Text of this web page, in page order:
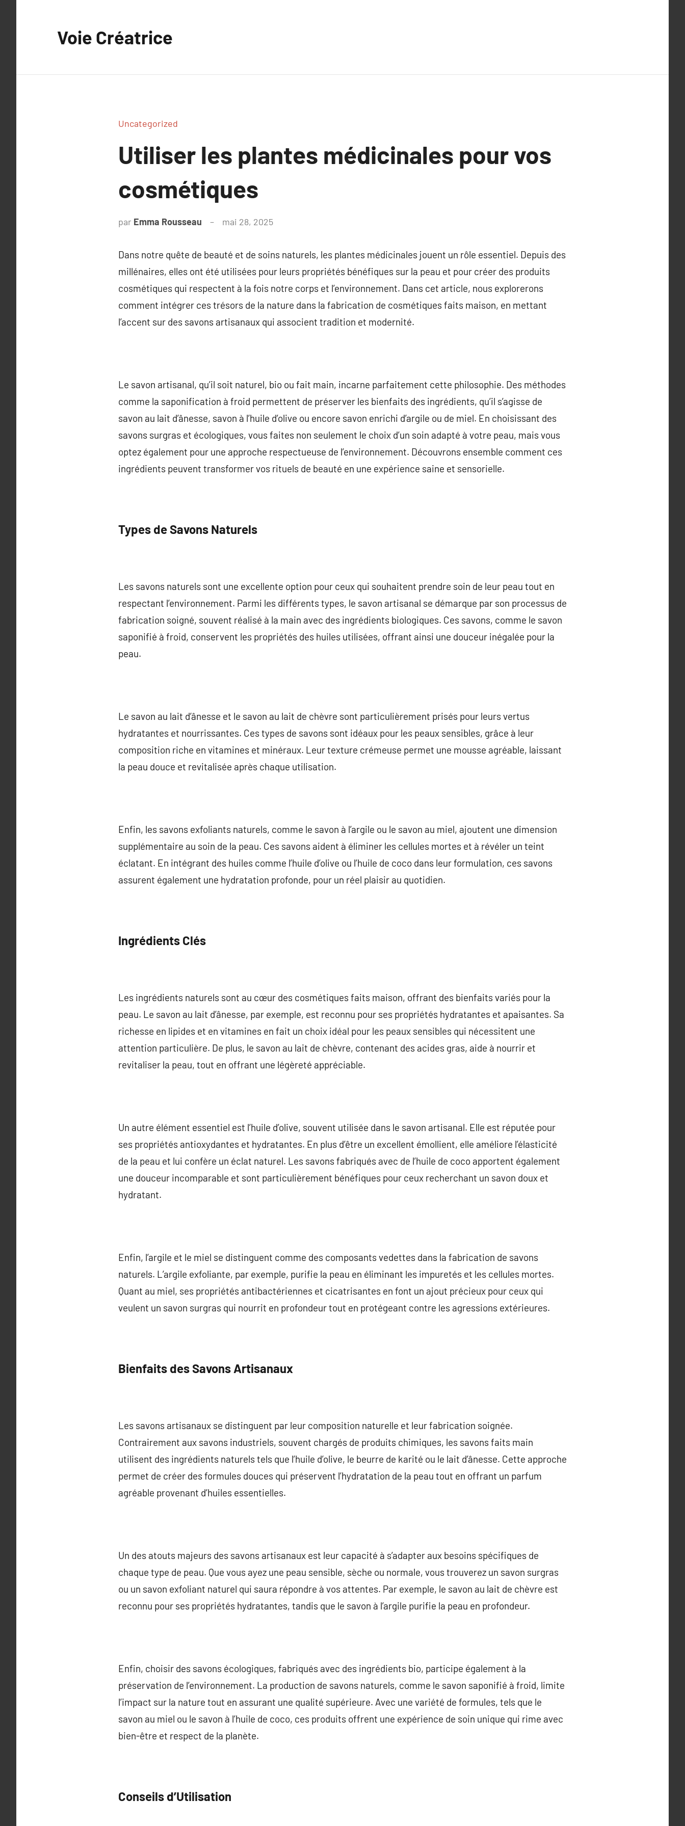
Voie Créatrice
Uncategorized
Utiliser les plantes médicinales pour vos
cosmétiques
par Emma Rousseau mai 28, 2025
Dans notre quête de beauté et de soins naturels, les plantes médicinales jouent un rôle essentiel. Depuis des
millénaires, elles ont été utilisées pour leurs propriétés bénéfiques sur la peau et pour créer des produits
cosmétiques qui respectent à la fois notre corps et l’environnement. Dans cet article, nous explorerons
comment intégrer ces trésors de la nature dans la fabrication de cosmétiques faits maison, en mettant
l’accent sur des savons artisanaux qui associent tradition et modernité.
Le savon artisanal, qu’il soit naturel, bio ou fait main, incarne parfaitement cette philosophie. Des méthodes
comme la saponification à froid permettent de préserver les bienfaits des ingrédients, qu’il s’agisse de
savon au lait d’ânesse, savon à l’huile d’olive ou encore savon enrichi d’argile ou de miel. En choisissant des
savons surgras et écologiques, vous faites non seulement le choix d’un soin adapté à votre peau, mais vous
optez également pour une approche respectueuse de l’environnement. Découvrons ensemble comment ces
ingrédients peuvent transformer vos rituels de beauté en une expérience saine et sensorielle.
Types de Savons Naturels
Les savons naturels sont une excellente option pour ceux qui souhaitent prendre soin de leur peau tout en
respectant l’environnement. Parmi les différents types, le savon artisanal se démarque par son processus de
fabrication soigné, souvent réalisé à la main avec des ingrédients biologiques. Ces savons, comme le savon
saponifié à froid, conservent les propriétés des huiles utilisées, offrant ainsi une douceur inégalée pour la
peau.
Le savon au lait d’ânesse et le savon au lait de chèvre sont particulièrement prisés pour leurs vertus
hydratantes et nourrissantes. Ces types de savons sont idéaux pour les peaux sensibles, grâce à leur
composition riche en vitamines et minéraux. Leur texture crémeuse permet une mousse agréable, laissant
la peau douce et revitalisée après chaque utilisation.
Enfin, les savons exfoliants naturels, comme le savon à l’argile ou le savon au miel, ajoutent une dimension
supplémentaire au soin de la peau. Ces savons aident à éliminer les cellules mortes et à révéler un teint
éclatant. En intégrant des huiles comme l’huile d’olive ou l’huile de coco dans leur formulation, ces savons
assurent également une hydratation profonde, pour un réel plaisir au quotidien.
Ingrédients Clés
Les ingrédients naturels sont au cœur des cosmétiques faits maison, offrant des bienfaits variés pour la
peau. Le savon au lait d’ânesse, par exemple, est reconnu pour ses propriétés hydratantes et apaisantes. Sa
richesse en lipides et en vitamines en fait un choix idéal pour les peaux sensibles qui nécessitent une
attention particulière. De plus, le savon au lait de chèvre, contenant des acides gras, aide à nourrir et
revitaliser la peau, tout en offrant une légèreté appréciable.
Un autre élément essentiel est l’huile d’olive, souvent utilisée dans le savon artisanal. Elle est réputée pour
ses propriétés antioxydantes et hydratantes. En plus d’être un excellent émollient, elle améliore l’élasticité
de la peau et lui confère un éclat naturel. Les savons fabriqués avec de l’huile de coco apportent également
une douceur incomparable et sont particulièrement bénéfiques pour ceux recherchant un savon doux et
hydratant.
Enfin, l’argile et le miel se distinguent comme des composants vedettes dans la fabrication de savons
naturels. L’argile exfoliante, par exemple, purifie la peau en éliminant les impuretés et les cellules mortes.
Quant au miel, ses propriétés antibactériennes et cicatrisantes en font un ajout précieux pour ceux qui
veulent un savon surgras qui nourrit en profondeur tout en protégeant contre les agressions extérieures.
Bienfaits des Savons Artisanaux
Les savons artisanaux se distinguent par leur composition naturelle et leur fabrication soignée.
Contrairement aux savons industriels, souvent chargés de produits chimiques, les savons faits main
utilisent des ingrédients naturels tels que l’huile d’olive, le beurre de karité ou le lait d’ânesse. Cette approche
permet de créer des formules douces qui préservent l’hydratation de la peau tout en offrant un parfum
agréable provenant d’huiles essentielles.
Un des atouts majeurs des savons artisanaux est leur capacité à s’adapter aux besoins spécifiques de
chaque type de peau. Que vous ayez une peau sensible, sèche ou normale, vous trouverez un savon surgras
ou un savon exfoliant naturel qui saura répondre à vos attentes. Par exemple, le savon au lait de chèvre est
reconnu pour ses propriétés hydratantes, tandis que le savon à l’argile purifie la peau en profondeur.
Enfin, choisir des savons écologiques, fabriqués avec des ingrédients bio, participe également à la
préservation de l’environnement. La production de savons naturels, comme le savon saponifié à froid, limite
l’impact sur la nature tout en assurant une qualité supérieure. Avec une variété de formules, tels que le
savon au miel ou le savon à l’huile de coco, ces produits offrent une expérience de soin unique qui rime avec
bien-être et respect de la planète.
Conseils d’Utilisation